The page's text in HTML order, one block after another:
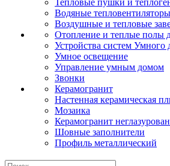
Тепловые пушки и
Водяные
Воздушные и тепловые
Отопление и теплые полы
Устройства систем Умного
Умное освещение
Управление умным домом
Звонки
Керамогранит
Настенная керамическая
Мозаика
Керамогранит
Шовные заполнители
Профиль металлический